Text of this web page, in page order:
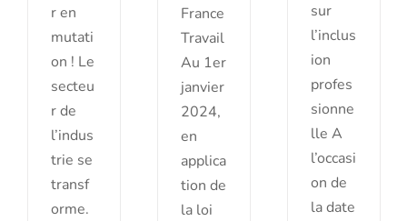
r en
mutati
on ! Le
secteu
r de
l’indus
trie se
transf
orme.
sur
l’inclus
ion
profes
sionne
lle A
l’occasi
on de
la date
France
Travail
Au 1er
janvier
2024,
en
applica
tion de
la loi